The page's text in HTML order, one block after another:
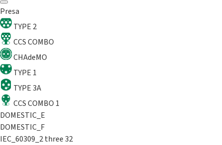
Presa
TYPE 2
CCS COMBO
CHAdeMO
TYPE 1
TYPE 3A
CCS COMBO 1
DOMESTIC_E
DOMESTIC_F
IEC_60309_2 three 32